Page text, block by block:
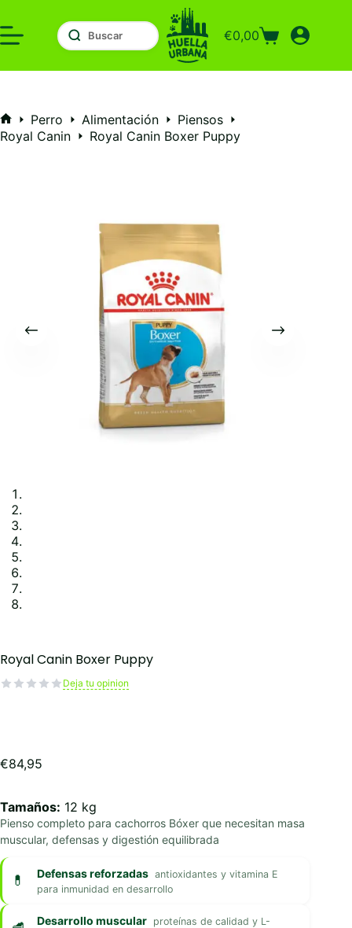
al
contenido
Carro
compra
€0,00
Inicio
Perro Alimentación
Piensos
Royal Canin
Royal Canin Boxer Puppy
Royal Canin Boxer Puppy
Deja tu opinion
€84,95
Tamaños: 12 kg
Pienso completo para cachorros Bóxer que necesitan masa
muscular, defensas y digestión equilibrada
Defensas reforzadas antioxidantes y vitamina E
para inmunidad en desarrollo
Desarrollo muscular proteínas de calidad y L-